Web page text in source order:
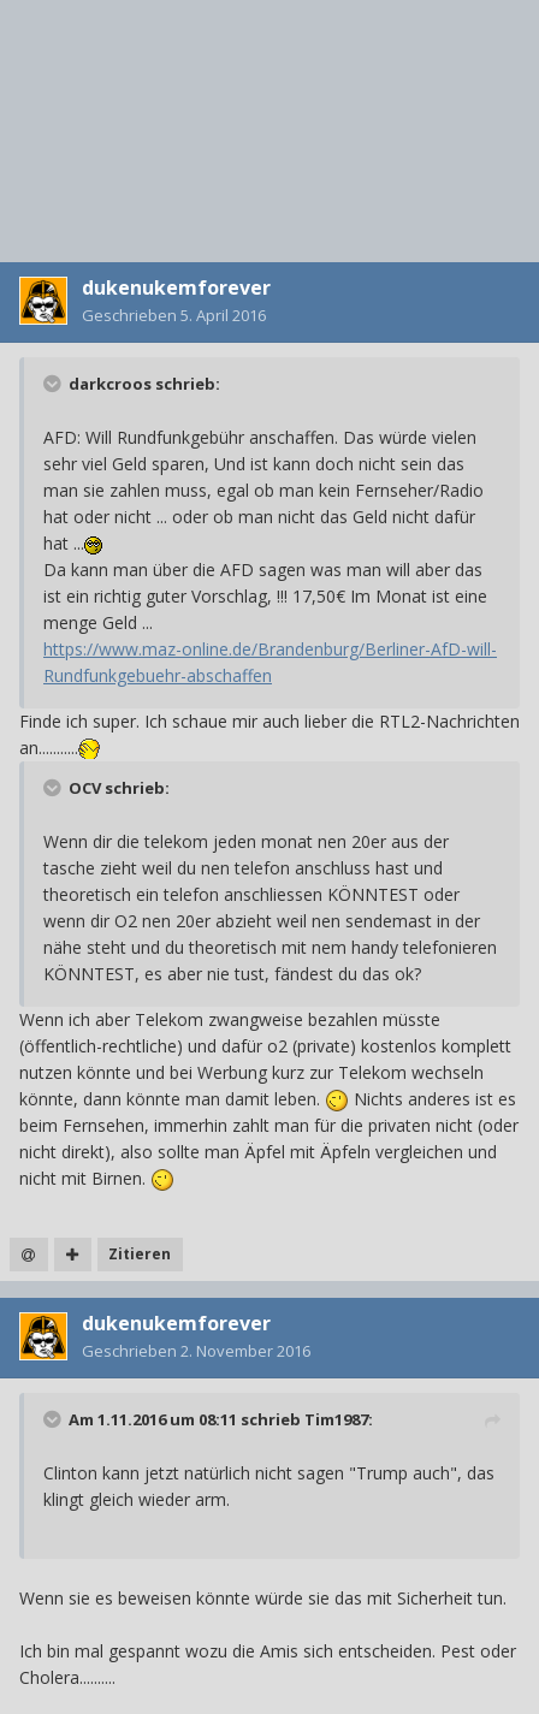
dukenukemforever
Geschrieben 5. April 2016
darkcroos schrieb:
AFD: Will Rundfunkgebühr anschaffen. Das würde vielen
sehr viel Geld sparen, Und ist kann doch nicht sein das
man sie zahlen muss, egal ob man kein Fernseher/Radio
hat oder nicht ... oder ob man nicht das Geld nicht dafür
hat ...
Da kann man über die AFD sagen was man will aber das
ist ein richtig guter Vorschlag, !!! 17,50€ Im Monat ist eine
menge Geld ...
https://www.maz-online.de/Brandenburg/Berliner-AfD-will-
Rundfunkgebuehr-abschaffen
Finde ich super. Ich schaue mir auch lieber die RTL2-Nachrichten
an...........
OCV schrieb:
Wenn dir die telekom jeden monat nen 20er aus der
tasche zieht weil du nen telefon anschluss hast und
theoretisch ein telefon anschliessen KÖNNTEST oder
wenn dir O2 nen 20er abzieht weil nen sendemast in der
nähe steht und du theoretisch mit nem handy telefonieren
KÖNNTEST, es aber nie tust, fändest du das ok?
Wenn ich aber Telekom zwangweise bezahlen müsste
(öffentlich-rechtliche) und dafür o2 (private) kostenlos komplett
nutzen könnte und bei Werbung kurz zur Telekom wechseln
könnte, dann könnte man damit leben.
Nichts anderes ist es
beim Fernsehen, immerhin zahlt man für die privaten nicht (oder
nicht direkt), also sollte man Äpfel mit Äpfeln vergleichen und
nicht mit Birnen.
Zitieren
dukenukemforever
Geschrieben 2. November 2016
Am 1.11.2016 um 08:11 schrieb Tim1987:
Clinton kann jetzt natürlich nicht sagen "Trump auch", das
klingt gleich wieder arm.
Wenn sie es beweisen könnte würde sie das mit Sicherheit tun.
Ich bin mal gespannt wozu die Amis sich entscheiden. Pest oder
Cholera..........